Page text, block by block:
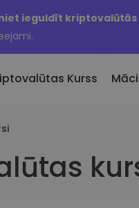
ieguldīt kriptovalūtās
Kurss
Nesen
Pērciet vairāk nekā 300
kriptovalūtas